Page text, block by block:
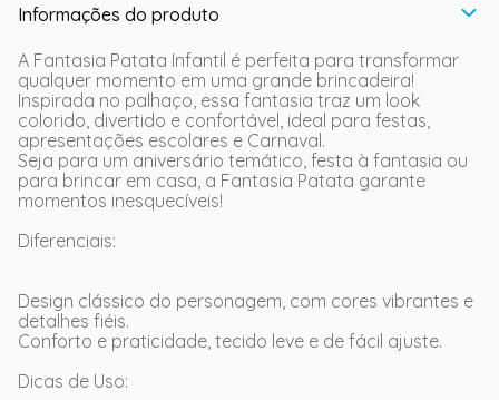
Informações do produto
A Fantasia Patata Infantil é perfeita para transformar
qualquer momento em uma grande brincadeira!
Inspirada no palhaço, essa fantasia traz um look
colorido, divertido e confortável, ideal para festas,
apresentações escolares e Carnaval.
Seja para um aniversário temático, festa à fantasia ou
para brincar em casa, a Fantasia Patata garante
momentos inesquecíveis!
Diferenciais:
Design clássico do personagem, com cores vibrantes e
detalhes fiéis.
Conforto e praticidade, tecido leve e de fácil ajuste.
Dicas de Uso: